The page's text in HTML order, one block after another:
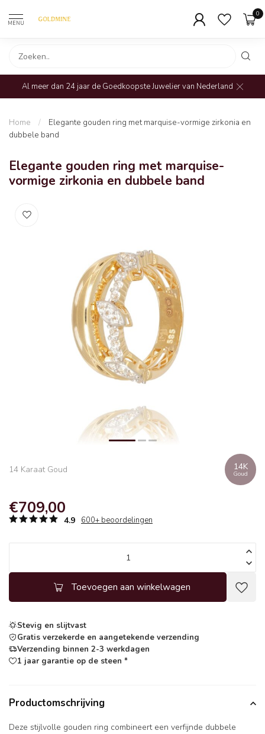
MENU
0
Al meer dan 24 jaar de Goedkoopste Juwelier van Nederland
Home /
Elegante gouden ring met marquise-vormige zirkonia en
dubbele band
Elegante gouden ring met marquise-
vormige zirkonia en dubbele band
14 Karaat Goud 14K
Goud
€709,00
4.9 600+ beoordelingen
Toevoegen aan winkelwagen
Stevig en slijtvast
Gratis verzekerde en aangetekende verzending
Verzending binnen 2-3 werkdagen
1 jaar garantie op de steen *
Productomschrijving
Deze stijlvolle gouden ring combineert een verfijnde dubbele